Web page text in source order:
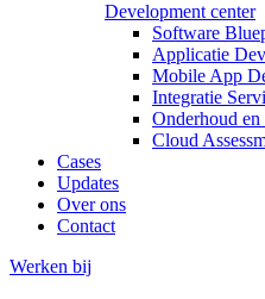
Development center
Software
Applicatie
Mobile App
Integratie
Onderhoud en
Cloud
Cases
Updates
Over ons
Contact
Werken bij